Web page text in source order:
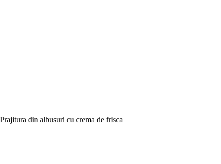
Prajitura din albusuri cu crema de frisca